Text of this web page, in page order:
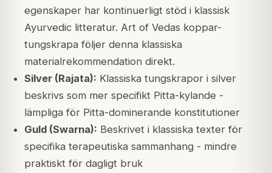
egenskaper har kontinuerligt stöd i klassisk
Ayurvedic litteratur. Art of Vedas koppar-
tungskrapa följer denna klassiska
materialrekommendation direkt.
Silver (Rajata): Klassiska tungskrapor i silver
beskrivs som mer specifikt Pitta-kylande -
lämpliga för Pitta-dominerande konstitutioner
Guld (Swarna): Beskrivet i klassiska texter för
specifika terapeutiska sammanhang - mindre
praktiskt för dagligt bruk